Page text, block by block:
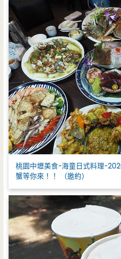
桃園中壢美食-海童日式料理-
蟹等你來！！ （邀約）